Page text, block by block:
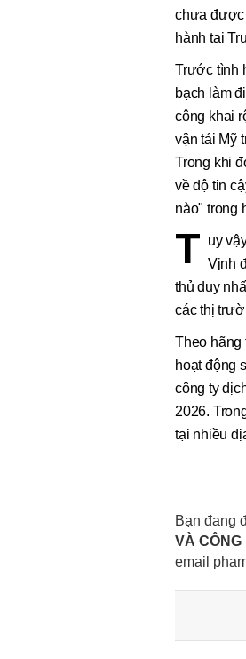
chưa được
hành tại
Trước tình
bạch làm
công khai
vận tải Mỹ
Trong khi
về độ tin
nào" trong
T uy
Vịnh
thủ duy
các thị
Theo hãng
hoạt động
công ty
2026.
tại nhiều
Bạn đang
VÀ CÔNG
email